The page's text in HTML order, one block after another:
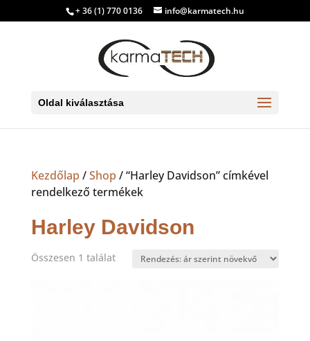
+ 36 (1) 770 0136 info@karmatech.hu
Oldal kiválasztása
Kezdőlap /Shop / “Harley Davidson” címkével
rendelkező termékek
Harley Davidson
Összesen 1 találat